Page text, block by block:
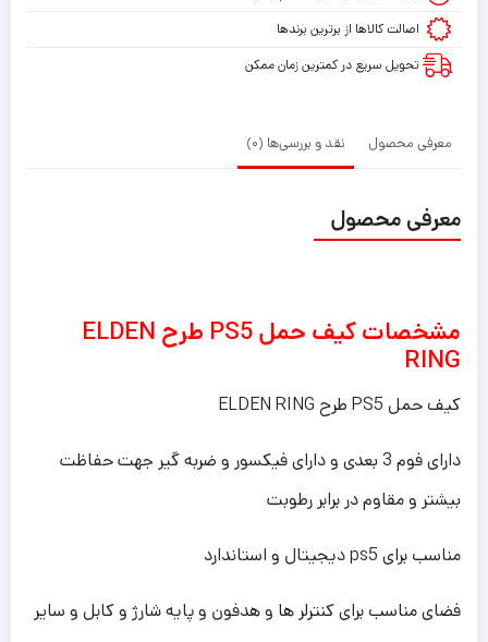
اصالت کالاها از برترین برندها
تحویل سریع در کمترین زمان ممکن
معرفی محصول نقد و بررسی‌ها (0)
معرفی محصول
مشخصات کیف حمل PS5 طرح ELDEN
RING
کیف حمل PS5 طرح ELDEN RING
دارای فوم 3 بعدی و دارای فیکسور و ضربه گیر جهت حفاظت
بیشتر و مقاوم در برابر رطوبت
مناسب برای ps5 دیجیتال و استاندارد
فضای مناسب برای کنترلر ها و هدفون و پایه شارژ و کابل و سایر